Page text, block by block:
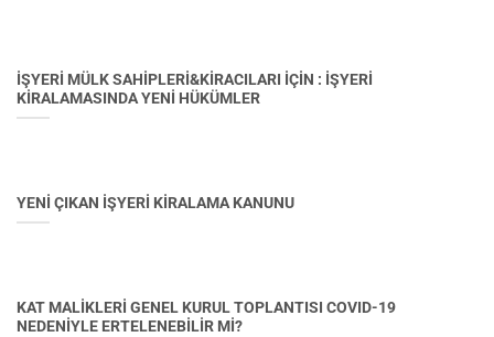
İŞYERİ MÜLK SAHİPLERİ&KİRACILARI İÇİN : İŞYERİ
KİRALAMASINDA YENİ HÜKÜMLER
YENİ ÇIKAN İŞYERİ KİRALAMA KANUNU
KAT MALİKLERİ GENEL KURUL TOPLANTISI COVID-19
NEDENİYLE ERTELENEBİLİR Mİ?